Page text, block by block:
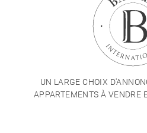
UN LARGE CHOIX
APPARTEMENTS À VENDRE